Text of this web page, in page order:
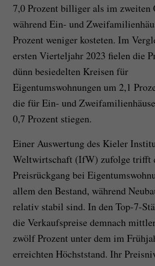
7,0 Prozent billiger als im zweiten
während Ein- und
Prozent weniger kosteten. Im
ersten Vierteljahr 2023 fielen die
dünn besiedelten Kreisen für
Eigentumswohnungen um 2,1
die für Ein- und
0,7 Prozent stiegen.
Einer Auswertung des Kieler
Weltwirtschaft (IfW) zufolge trifft
Preisrückgang bei
allem den Bestand, während
relativ stabil sind. In den Top-7-
die Verkaufspreise demnach
zwölf Prozent unter dem im
erreichten Höchststand. Ihr